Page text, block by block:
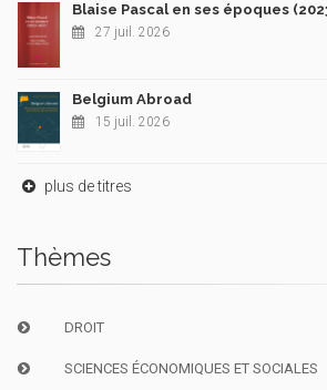
Blaise Pascal en ses époques
27 juil. 2026
Belgium Abroad
15 juil. 2026
plus de titres
Thèmes
DROIT
SCIENCES ÉCONOMIQUES ET SOCIALES